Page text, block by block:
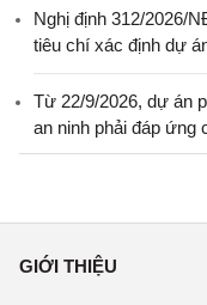
Nghị định 312/2026/
tiêu chí xác định dự
Từ 22/9/2026, dự án
an ninh phải đáp ứng
GIỚI THIỆU